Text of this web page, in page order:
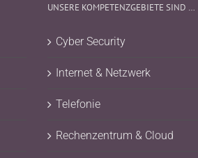
UNSERE KOMPETENZGEBIETE SIND …
Cyber Security
Internet & Netzwerk
Telefonie
Rechenzentrum & Cloud